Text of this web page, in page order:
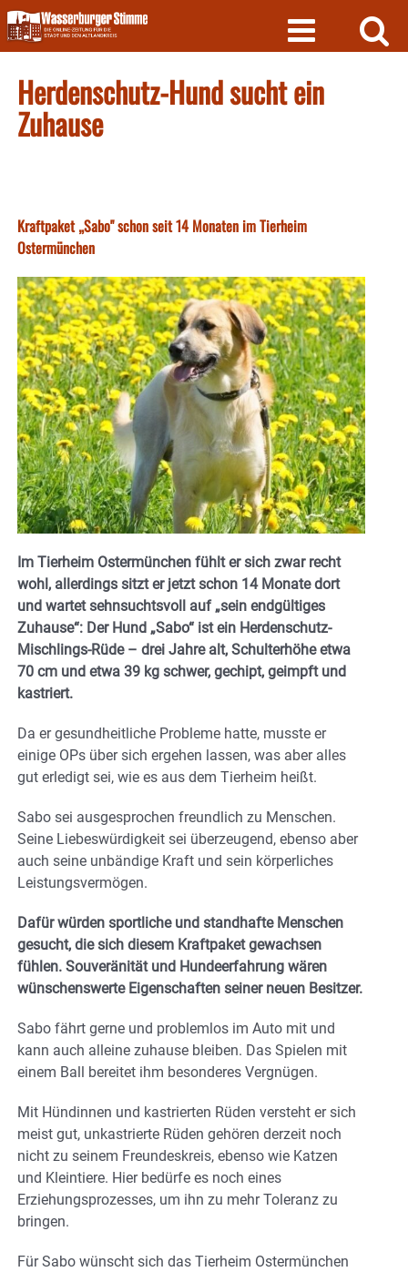
Skip
to
content
Herdenschutz-Hund sucht ein
Zuhause
Kraftpaket „Sabo" schon seit 14 Monaten im Tierheim
Ostermünchen
Im Tierheim Ostermünchen fühlt er sich zwar recht
wohl, allerdings sitzt er jetzt schon 14 Monate dort
und wartet sehnsuchtsvoll auf „sein endgültiges
Zuhause“: Der Hund „Sabo“ ist ein Herdenschutz-
Mischlings-Rüde – drei Jahre alt, Schulterhöhe etwa
70 cm und etwa 39 kg schwer, gechipt, geimpft und
kastriert.
Da er gesundheitliche Probleme hatte, musste er
einige OPs über sich ergehen lassen, was aber alles
gut erledigt sei, wie es aus dem Tierheim heißt.
Sabo sei ausgesprochen freundlich zu Menschen.
Seine Liebeswürdigkeit sei überzeugend, ebenso aber
auch seine unbändige Kraft und sein körperliches
Leistungsvermögen.
Dafür würden sportliche und standhafte Menschen
gesucht, die sich diesem Kraftpaket gewachsen
fühlen. Souveränität und Hundeerfahrung wären
wünschenswerte Eigenschaften seiner neuen Besitzer.
Sabo fährt gerne und problemlos im Auto mit und
kann auch alleine zuhause bleiben. Das Spielen mit
einem Ball bereitet ihm besonderes Vergnügen.
Mit Hündinnen und kastrierten Rüden versteht er sich
meist gut, unkastrierte Rüden gehören derzeit noch
nicht zu seinem Freundeskreis, ebenso wie Katzen
und Kleintiere. Hier bedürfe es noch eines
Erziehungsprozesses, um ihn zu mehr Toleranz zu
bringen.
Für Sabo wünscht sich das Tierheim Ostermünchen